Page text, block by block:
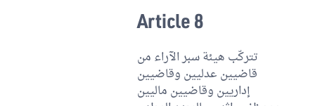
Article 8
تتركّب هيئة سبر الآراء من
قاضيين عدليين وقاضيين
إداريين وقاضيين ماليين